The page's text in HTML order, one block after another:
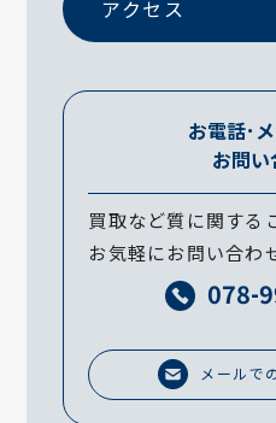
アクセス
お電話･
お問い
買取など質に関する
お気軽にお問い合わ
078-
メールで